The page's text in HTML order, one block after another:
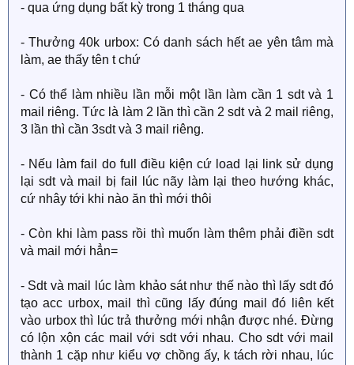
- qua ứng dụng bất kỳ trong 1 tháng qua
- Thưởng 40k urbox: Có danh sách hết ae yên tâm mà
làm, ae thấy tên t chứ
- Có thể làm nhiều lần mỗi một lần làm cần 1 sdt và 1
mail riêng. Tức là làm 2 lần thì cần 2 sdt và 2 mail riêng,
3 lần thì cần 3sdt và 3 mail riêng.
- Nếu làm fail do full điều kiện cứ load lại link sử dụng
lại sdt và mail bị fail lúc nãy làm lại theo hướng khác,
cứ nhây tới khi nào ăn thì mới thôi
- Còn khi làm pass rồi thì muốn làm thêm phải điền sdt
và mail mới hẳn=
- Sdt và mail lúc làm khảo sát như thế nào thì lấy sdt đó
tạo acc urbox, mail thì cũng lấy đúng mail đó liên kết
vào urbox thì lúc trả thưởng mới nhận được nhé. Đừng
có lộn xộn các mail với sdt với nhau. Cho sdt với mail
thành 1 cặp như kiểu vợ chồng ấy, k tách rời nhau, lúc